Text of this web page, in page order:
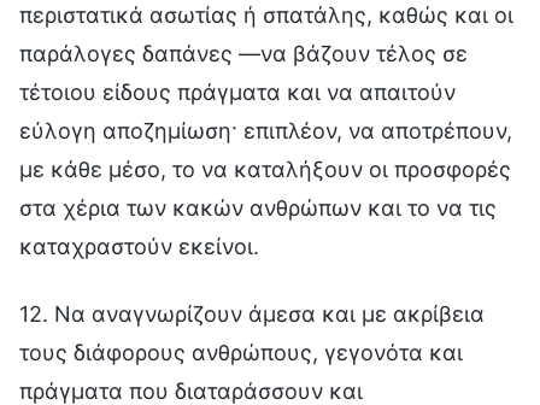
περιστατικά ασωτίας ή σπατάλης, καθώς και οι
παράλογες δαπάνες —να βάζουν τέλος σε
τέτοιου είδους πράγματα και να απαιτούν
εύλογη αποζημίωση· επιπλέον, να αποτρέπουν,
με κάθε μέσο, το να καταλήξουν οι προσφορές
στα χέρια των κακών ανθρώπων και το να τις
καταχραστούν εκείνοι.
12. Να αναγνωρίζουν άμεσα και με ακρίβεια
τους διάφορους ανθρώπους, γεγονότα και
πράγματα που διαταράσσουν και